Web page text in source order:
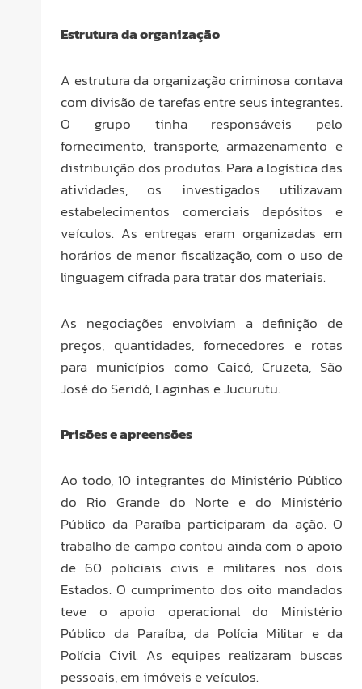
Estrutura da organização
A estrutura da organização criminosa contava
com divisão de tarefas entre seus integrantes.
O grupo tinha responsáveis pelo
fornecimento, transporte, armazenamento e
distribuição dos produtos. Para a logística das
atividades, os investigados utilizavam
estabelecimentos comerciais depósitos e
veículos. As entregas eram organizadas em
horários de menor fiscalização, com o uso de
linguagem cifrada para tratar dos materiais.
As negociações envolviam a definição de
preços, quantidades, fornecedores e rotas
para municípios como Caicó, Cruzeta, São
José do Seridó, Laginhas e Jucurutu.
Prisões e apreensões
Ao todo, 10 integrantes do Ministério Público
do Rio Grande do Norte e do Ministério
Público da Paraíba participaram da ação. O
trabalho de campo contou ainda com o apoio
de 60 policiais civis e militares nos dois
Estados. O cumprimento dos oito mandados
teve o apoio operacional do Ministério
Público da Paraíba, da Polícia Militar e da
Polícia Civil. As equipes realizaram buscas
pessoais, em imóveis e veículos.